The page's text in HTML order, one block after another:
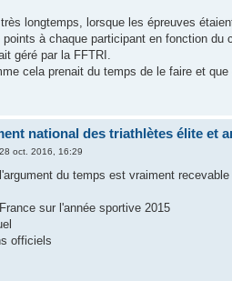
longtemps, lorsque les épreuves
à chaque participant en fonction
géré par la FFTRI.
cela prenait du temps de le faire et
national des triathlètes élite et
28 oct. 2016, 16:29
du temps est vraiment
sur l'année sportive 2015
officiels